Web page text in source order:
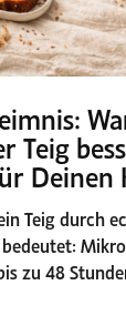
Teig
Deinen
Teig durch
zu 48